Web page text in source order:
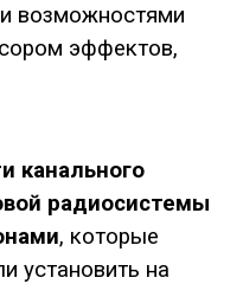
возможностями
эффектов,
канального
радиосистемы
, которые
установить на